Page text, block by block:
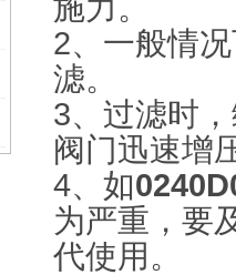
施力。
2、一般情
滤。
3、过滤时
阀门迅速增
4、如
为严重，要
代使用。